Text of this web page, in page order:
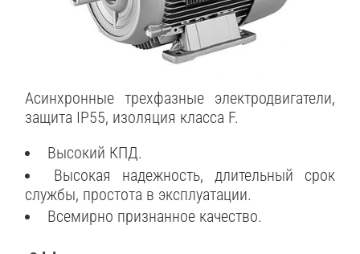
Асинхронные трехфазные электродвигатели,
защита IP55, изоляция класса F.
Высокий КПД.
Высокая надежность, длительный срок
службы, простота в эксплуатации.
Всемирно признанное качество.